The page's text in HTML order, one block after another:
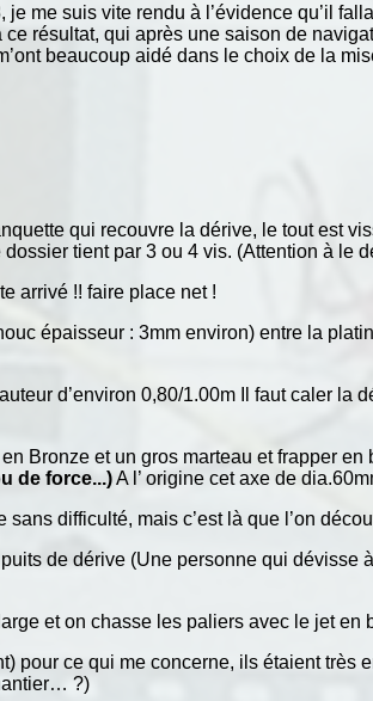
je me suis vite rendu à l’évidence qu’il
résultat, qui après une saison de
beaucoup aidé dans le choix de la
qui recouvre la dérive, le tout est
tient par 3 ou 4 vis. (Attention à le
arrivé !! faire place net !
épaisseur : 3mm environ) entre la
d’environ 0,80/1.00m Il faut caler la
Bronze et un gros marteau et frapper en
de force...)A l’ origine cet axe de
difficulté, mais c’est là que l’on
de dérive (Une personne qui dévisse
et on chasse les paliers avec le jet en
pour ce qui me concerne, ils étaient
du chantier… ?)